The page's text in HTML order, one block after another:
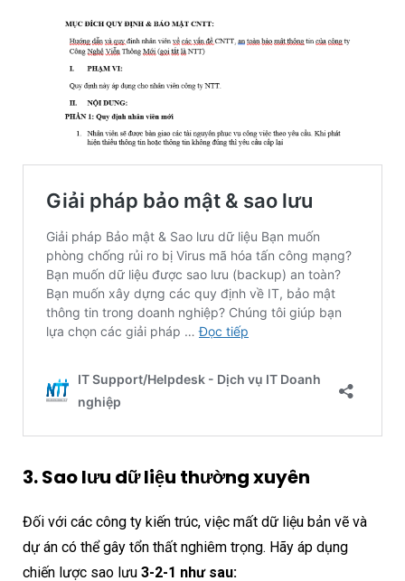
3. Sao lưu dữ liệu thường xuyên
Đối với các công ty kiến trúc, việc mất dữ liệu bản vẽ và
dự án có thể gây tổn thất nghiêm trọng. Hãy áp dụng
chiến lược sao lưu 3-2-1 như sau: